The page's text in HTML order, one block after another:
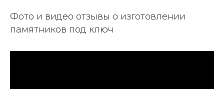
Фото и видео отзывы о изготовлении
памятников под ключ